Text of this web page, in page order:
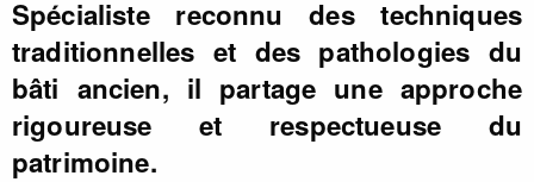
Spécialiste reconnu des techniques
traditionnelles et des pathologies du
bâti ancien, il partage une approche
rigoureuse et respectueuse du
patrimoine.